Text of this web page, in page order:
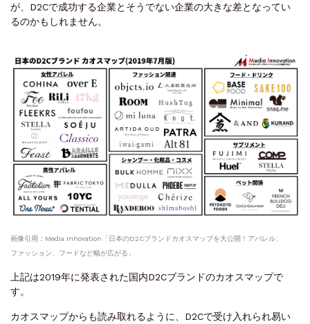
が、D2Cで成功する企業とそうでない企業の大きな差となってい
るのかもしれません。
画像引用：Media Innovation「日本のD2Cブランドカオスマップを大公開！アパレル、
ファッション、フードなど幅が広がる」
上記は2019年に発表された国内D2Cブランドのカオスマップで
す。
カオスマップからも読み取れるように、D2Cで受け入れられ易い